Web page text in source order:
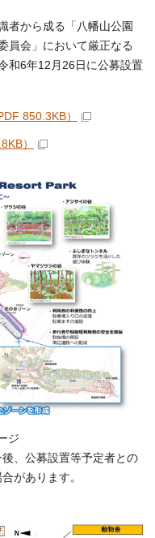
者から成る「八幡山公園
員会」において厳正なる
和6年12月26日に公募設置
850.3KB）
）
ジ
、公募設置等予定者との
があります。